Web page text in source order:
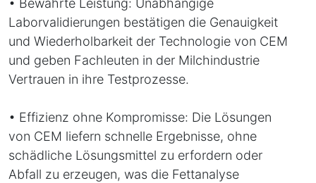
• Bewährte Leistung: Unabhängige
Laborvalidierungen bestätigen die Genauigkeit
und Wiederholbarkeit der Technologie von CEM
und geben Fachleuten in der Milchindustrie
Vertrauen in ihre Testprozesse.
• Effizienz ohne Kompromisse: Die Lösungen
von CEM liefern schnelle Ergebnisse, ohne
schädliche Lösungsmittel zu erfordern oder
Abfall zu erzeugen, was die Fettanalyse